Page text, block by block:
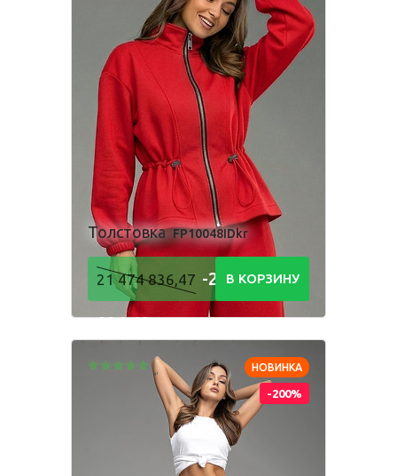
Толстовка FP10048IDkr
21 474 836,47 -21 474
836,48Р
В КОРЗИНУ
НОВИНКА
-200%